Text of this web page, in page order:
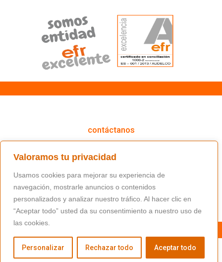
Valoramos tu privacidad
Usamos cookies para mejorar su experiencia de
navegación, mostrarle anuncios o contenidos
personalizados y analizar nuestro tráfico. Al hacer clic en
“Aceptar todo” usted da su consentimiento a nuestro uso de
las cookies.
Personalizar Rechazar todo Aceptar todo
contáctanos
(+34) 91 766 98 56 / fundacion@masfamilia.org
síguenos en nuestras redes sociales